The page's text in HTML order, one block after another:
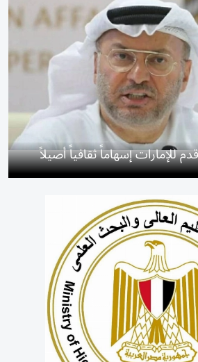
للإمارات إسهاماً ثقافياً أصيلاً